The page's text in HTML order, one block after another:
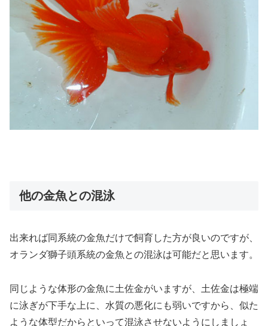
他の金魚との混泳
出来れば同系統の金魚だけで飼育した方が良いのですが、
オランダ獅子頭系統の金魚との混泳は可能だと思います。
同じような体形の金魚に土佐金がいますが、土佐金は極端
に泳ぎが下手な上に、水質の悪化にも弱いですから、似た
ような体型だからといって混泳させないようにしましょ